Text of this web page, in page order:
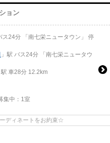
ョン
ス24分 「南七栄ニュータウン」 停
」駅 バス24分 「南七栄ニュータウ
駅 車28分 12.2km
集中： 1室
ディネートをお約束☆